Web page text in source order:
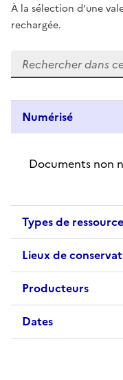
À la sélection d’une
rechargée.
Numérisé
Documents non
Types de
Lieux de
Producteurs
Dates